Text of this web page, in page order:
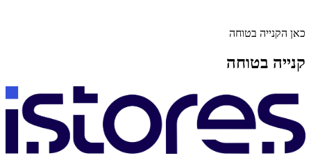
כאן הקנייה בטוחה
קנייה בטוחה